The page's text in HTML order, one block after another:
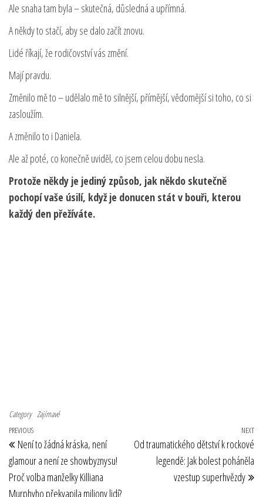
Ale snaha tam byla – skutečná, důsledná a upřímná.
A někdy to stačí, aby se dalo začít znovu.
Lidé říkají, že rodičovství vás změní.
Mají pravdu.
Změnilo mě to – udělalo mě to silnější, přímější, vědomější si toho, co si
zasloužím.
A změnilo to i Daniela.
Ale až poté, co konečně uviděl, co jsem celou dobu nesla.
Protože někdy je jediný způsob, jak někdo skutečně
pochopí vaše úsilí, když je donucen stát v bouři, kterou
každý den přežíváte.
Category Zajímavé
Navigace pro příspěvek
Previous Post
PREVIOUS
Není to žádná kráska, není
glamour a není ze showbyznysu!
Proč volba manželky Killiana
Murphyho překvapila miliony lidí?
NEXT
Od traumatického dětství k rockové
legendě: Jak bolest poháněla
vzestup superhvězdy